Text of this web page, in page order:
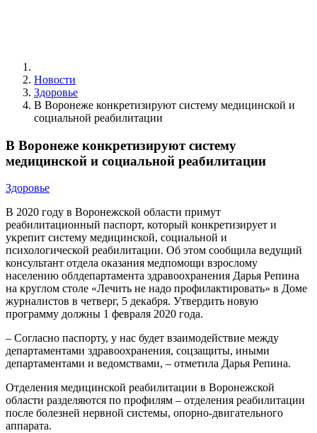
Новости
Здоровье
В Воронеже конкретизируют систему медицинской и
социальной реабилитации
В Воронеже конкретизируют систему
медицинской и социальной реабилитации
Здоровье
В 2020 году в Воронежской области примут
реабилитационный паспорт, который конкретизирует и
укрепит систему медицинской, социальной и
психологической реабилитации. Об этом сообщила ведущий
консультант отдела оказания медпомощи взрослому
населению облдепартамента здравоохранения Дарья Репина
на круглом столе «Лечить не надо профилактировать» в Доме
журналистов в четверг, 5 декабря. Утвердить новую
программу должны 1 февраля 2020 года.
– Согласно паспорту, у нас будет взаимодействие между
департаментами здравоохранения, соцзащиты, иными
департаментами и ведомствами, – отметила Дарья Репина.
Отделения медицинской реабилитации в Воронежской
области разделяются по профилям – отделения реабилитации
после болезней нервной системы, опорно-двигательного
аппарата.